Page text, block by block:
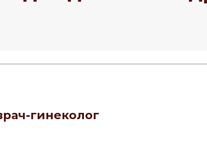
гинеколог